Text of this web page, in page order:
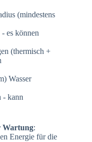
(mindestens
es können
(thermisch +
Wasser
- kann
Wartung:
Energie für die